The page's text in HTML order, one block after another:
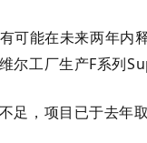
可能在未来两年
尔工厂生产F系列
，项目已于去年